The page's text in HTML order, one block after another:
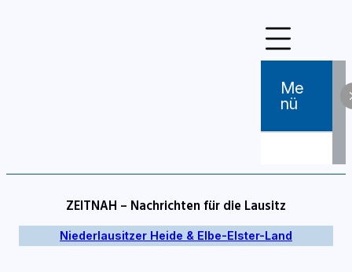
Me
Nü
ZEITNAH – Nachrichten für die Lausitz
Niederlausitzer Heide & Elbe-Elster-Land